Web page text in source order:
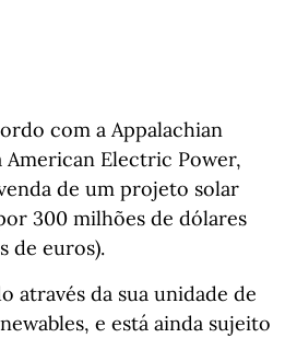
com a Appalachian
American Electric Power,
de um projeto solar
300 milhões de dólares
de euros).
através da sua unidade de
e está ainda sujeito